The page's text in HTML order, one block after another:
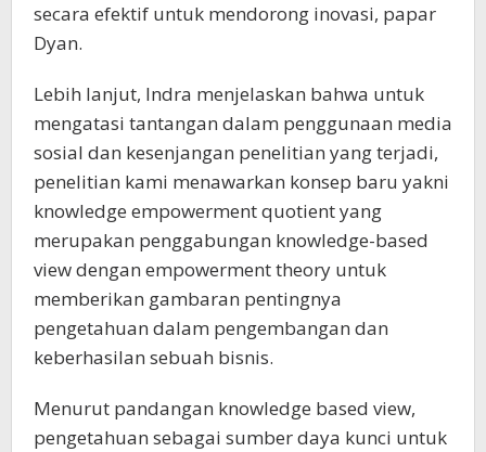
secara efektif untuk mendorong inovasi, papar
Dyan.
Lebih lanjut, Indra menjelaskan bahwa untuk
mengatasi tantangan dalam penggunaan media
sosial dan kesenjangan penelitian yang terjadi,
penelitian kami menawarkan konsep baru yakni
knowledge empowerment quotient yang
merupakan penggabungan knowledge-based
view dengan empowerment theory untuk
memberikan gambaran pentingnya
pengetahuan dalam pengembangan dan
keberhasilan sebuah bisnis.
Menurut pandangan knowledge based view,
pengetahuan sebagai sumber daya kunci untuk